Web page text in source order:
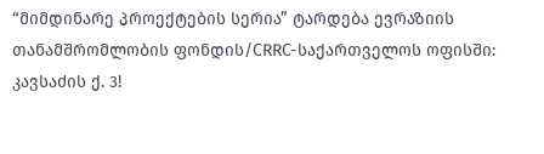
“მიმდინარე პროექტების სერია” ტარდება ევრაზიის
თანამშრომლობის ფონდის/CRRC-საქართველოს ოფისში:
კავსაძის ქ. 3!